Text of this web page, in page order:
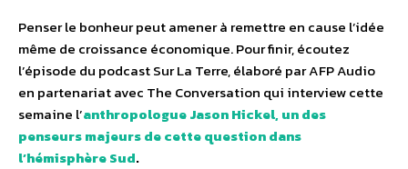
Penser le bonheur peut amener à remettre en cause l’idée
même de croissance économique. Pour finir, écoutez
l’épisode du podcast Sur La Terre, élaboré par AFP Audio
en partenariat avec The Conversation qui interview cette
semaine l’anthropologue Jason Hickel, un des
penseurs majeurs de cette question dans
l’hémisphère Sud.